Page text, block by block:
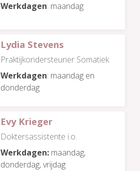
Werkdagen: maandag
Lydia Stevens
Praktijkondersteuner Somatiek
Werkdagen: maandag en
donderdag
Evy Krieger
Doktersassistente i.o.
Werkdagen: maandag,
donderdag, vrijdag